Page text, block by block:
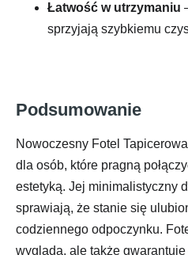
Łatwość w utrzymaniu
sprzyjają szybkiemu
Podsumowanie
Nowoczesny Fotel
dla osób, które pragną
estetyką. Jej minimalistyczny
sprawiają, że stanie się
codziennego odpoczynku.
wygląda, ale także